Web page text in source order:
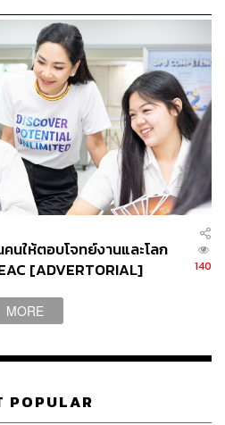
ณให้เติบโต” นี่คือพันธสัญญาที่
SHOPPING
Development, LINE
หม่ๆ เพื่อให้ร้านค้าเติบโตได้
นให้ตอบโจทย์งานและโลก
[ADVERTORIAL]
140
MORE
POPULAR